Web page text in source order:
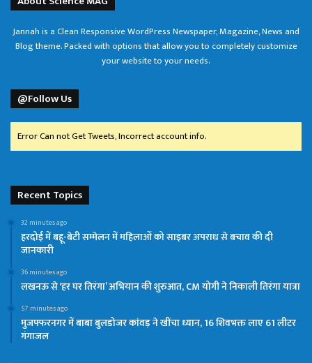
Jannah is a Clean Responsive WordPress Newspaper, Magazine, News and
Blog theme. Packed with options that allow you to completely customize
your website to your needs.
@Follow Us
Error Can not Get Tweets, Incorrect account info.
Recent Topics
32 minutes ago
हरदोई में बहू-बेटी सम्मेलन में महिलाओं को साइबर अपराध से बचाव की दी
जानकारी
36 minutes ago
लखनऊ से ‘हर घर तिरंगा’ अभियान की शुरुआत, CM योगी ने निकाली तिरंगा यात्रा
57 minutes ago
मुजफ्फरनगर में बाबा बुलडोजर कांवड़ ने खींचा ध्यान, 16 शिवभक्त लाए 61 लीटर
गंगाजल